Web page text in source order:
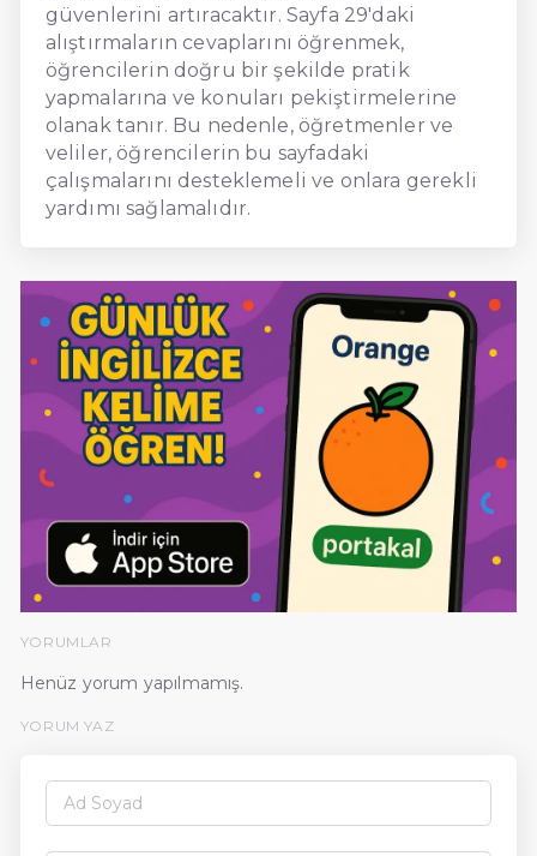
güvenlerini artıracaktır. Sayfa 29'daki
alıştırmaların cevaplarını öğrenmek,
öğrencilerin doğru bir şekilde pratik
yapmalarına ve konuları pekiştirmelerine
olanak tanır. Bu nedenle, öğretmenler ve
veliler, öğrencilerin bu sayfadaki
çalışmalarını desteklemeli ve onlara gerekli
yardımı sağlamalıdır.
YORUMLAR
Henüz yorum yapılmamış.
YORUM YAZ